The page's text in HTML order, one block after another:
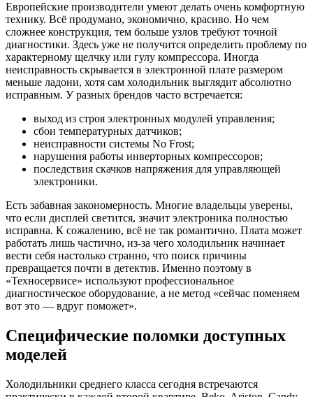
Европейские производители умеют делать очень комфортную
технику. Всё продумано, экономично, красиво. Но чем
сложнее конструкция, тем больше узлов требуют точной
диагностики. Здесь уже не получится определить проблему по
характерному щелчку или гулу компрессора. Иногда
неисправность скрывается в электронной плате размером
меньше ладони, хотя сам холодильник выглядит абсолютно
исправным. У разных брендов часто встречается:
выход из строя электронных модулей управления;
сбои температурных датчиков;
неисправности системы No Frost;
нарушения работы инверторных компрессоров;
последствия скачков напряжения для управляющей
электроники.
Есть забавная закономерность. Многие владельцы уверены,
что если дисплей светится, значит электроника полностью
исправна. К сожалению, всё не так романтично. Плата может
работать лишь частично, из-за чего холодильник начинает
вести себя настолько странно, что поиск причины
превращается почти в детектив. Именно поэтому в
«Техносервисе» используют профессиональное
диагностическое оборудование, а не метод «сейчас поменяем
вот это — вдруг поможет».
Специфические поломки доступных
моделей
Холодильники среднего класса сегодня встречаются